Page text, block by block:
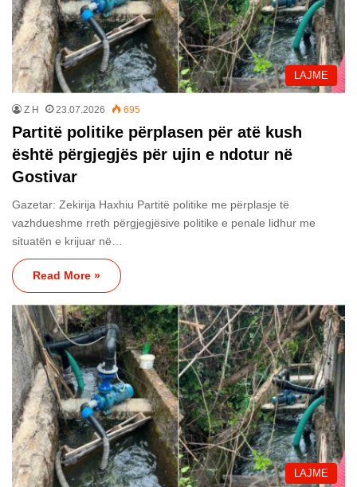
LAJME
Z H 23.07.2026 695
Partitë politike përplasen për atë kush
është përgjegjës për ujin e ndotur në
Gostivar
Gazetar: Zekirija Haxhiu Partitë politike me përplasje të
vazhdueshme rreth përgjegjësive politike e penale lidhur me
situatën e krijuar në…
Read More »
LAJME